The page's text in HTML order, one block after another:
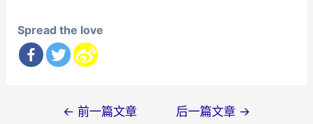
Spread the love
← 前一篇文章 后一篇文章 →